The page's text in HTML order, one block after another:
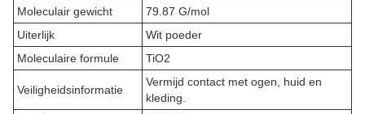
Moleculair gewicht
79.87 G/mol
Uiterlijk
Wit poeder
Moleculaire formule
TiO2
Veiligheidsinformatie
Vermijd contact met ogen, huid en
kleding.